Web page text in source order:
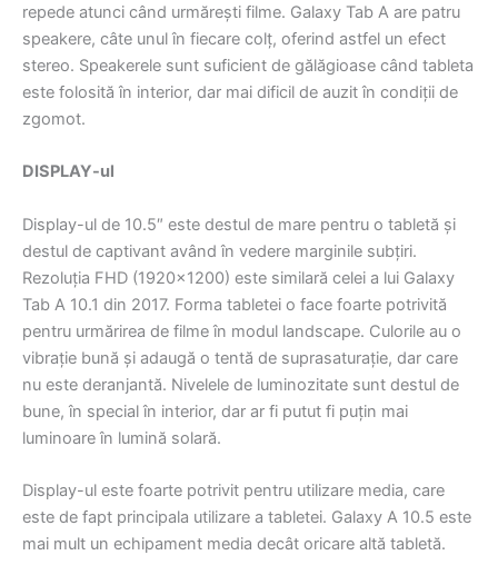
repede atunci când urmărești filme. Galaxy Tab A are patru
speakere, câte unul în fiecare colț, oferind astfel un efect
stereo. Speakerele sunt suficient de gălăgioase când tableta
este folosită în interior, dar mai dificil de auzit în condiții de
zgomot.
DISPLAY-ul
Display-ul de 10.5″ este destul de mare pentru o tabletă și
destul de captivant având în vedere marginile subțiri.
Rezoluția FHD (1920×1200) este similară celei a lui Galaxy
Tab A 10.1 din 2017. Forma tabletei o face foarte potrivită
pentru urmărirea de filme în modul landscape. Culorile au o
vibrație bună și adaugă o tentă de suprasaturație, dar care
nu este deranjantă. Nivelele de luminozitate sunt destul de
bune, în special în interior, dar ar fi putut fi puțin mai
luminoare în lumină solară.
Display-ul este foarte potrivit pentru utilizare media, care
este de fapt principala utilizare a tabletei. Galaxy A 10.5 este
mai mult un echipament media decât oricare altă tabletă.